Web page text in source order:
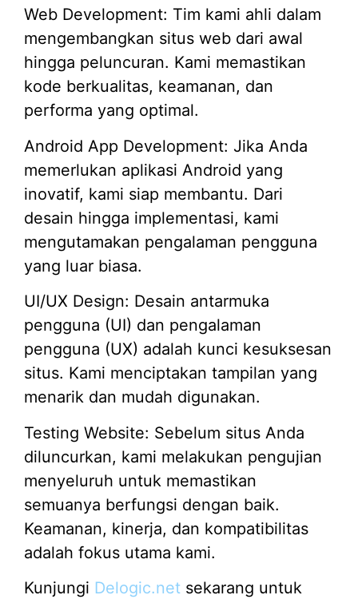
Web Development: Tim kami ahli dalam
mengembangkan situs web dari awal
hingga peluncuran. Kami memastikan
kode berkualitas, keamanan, dan
performa yang optimal.
Android App Development: Jika Anda
memerlukan aplikasi Android yang
inovatif, kami siap membantu. Dari
desain hingga implementasi, kami
mengutamakan pengalaman pengguna
yang luar biasa.
UI/UX Design: Desain antarmuka
pengguna (UI) dan pengalaman
pengguna (UX) adalah kunci kesuksesan
situs. Kami menciptakan tampilan yang
menarik dan mudah digunakan.
Testing Website: Sebelum situs Anda
diluncurkan, kami melakukan pengujian
menyeluruh untuk memastikan
semuanya berfungsi dengan baik.
Keamanan, kinerja, dan kompatibilitas
adalah fokus utama kami.
Kunjungi Delogic.net sekarang untuk